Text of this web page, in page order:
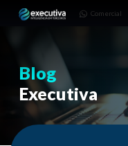
3668-
Pinhais
Comercial
Blog
Executiva